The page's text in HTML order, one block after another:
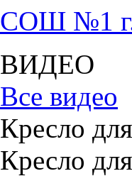
СОШ №1
ВИДЕО
Все видео
Кресло
Кресло